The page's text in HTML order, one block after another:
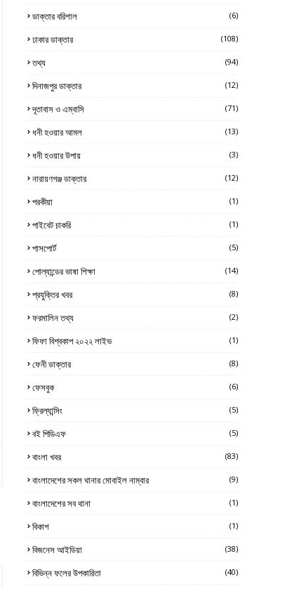
ডাক্তার বরিশাল (6)
ঢাকার ডাক্তার (108)
তথ্য (94)
দিনাজপুর ডাক্তার (12)
দূতাবাস ও এম্বাসি (71)
ধনী হওয়ার আমল (13)
ধনী হওয়ার উপায় (3)
নারায়ণগঞ্জ ডাক্তার (12)
পরকীয়া (1)
পাইবেট চাকরি (1)
পাসপোর্ট (5)
পোল্যান্ডের ভাষা শিক্ষা (14)
প্রযুক্তির খবর (8)
ফরমালিন তথ্য (2)
ফিফা বিশ্বকাপ ২০২২ লাইভ (1)
ফেনী ডাক্তার (8)
ফেসবুক (6)
ফ্রিল্যান্সিং (5)
বই পিডিএফ (5)
বাংলা খবর (83)
বাংলাদেশের সকল থানার মোবাইল নাম্বার (9)
বাংলাদেশের সব থানা (1)
বিকাশ (1)
বিজনেস আইডিয়া (38)
বিভিন্ন ফলের উপকারিতা (40)